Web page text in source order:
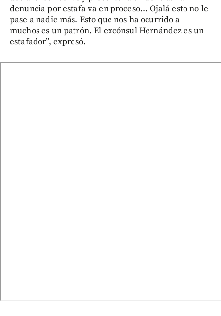
denuncia por estafa va en proceso... Ojalá esto no le
pase a nadie más. Esto que nos ha ocurrido a
muchos es un patrón. El excónsul Hernández es un
estafador”, expresó.